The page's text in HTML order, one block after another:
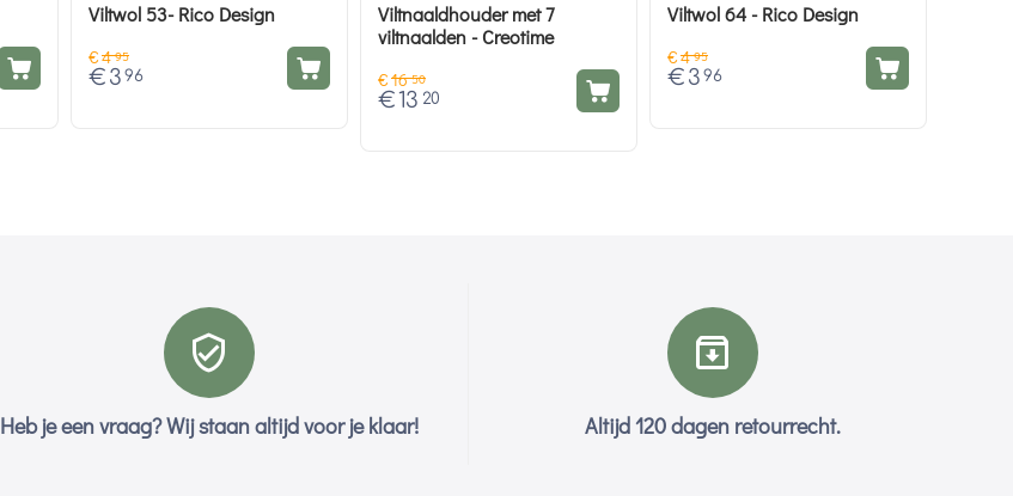
Viltwol 53- Rico Design
€4 95
€ 3 96
Viltnaaldhouder met 7
viltnaalden - Creotime
€16 50
€13 20
Viltwol 64 - Rico Design
€4 95
€ 3 96
Heb je een vraag? Wij staan altijd voor je klaar! Altijd 120 dagen retourrecht.